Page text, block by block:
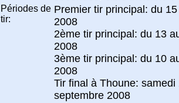
Périodes de
tir:
Premier tir principal: du
2008
2ème tir principal: du 13
2008
3ème tir principal: du 10
2008
Tir final à Thoune: samedi
septembre 2008